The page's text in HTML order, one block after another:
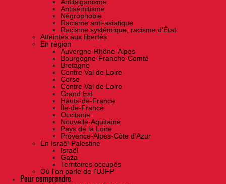
Antisémitisme
Négrophobie
Racisme anti-asiatique
Racisme systémique, racisme d'État
Atteintes aux libertés
En région
Auvergne-Rhône-Alpes
Bourgogne-Franche-Comté
Bretagne
Centre Val de Loire
Corse
Centre Val de Loire
Grand Est
Hauts-de-France
Île-de-France
Occitanie
Nouvelle-Aquitaine
Pays de la Loire
Provence-Alpes-Côte d'Azur
En Israël-Palestine
Israël
Gaza
Territoires occupés
Où l'on parle de l'UJFP
Pour comprendre